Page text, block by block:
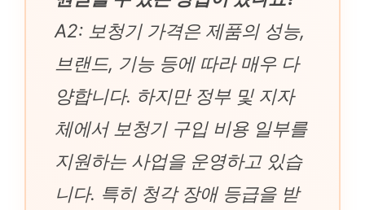
A2: 보청기 가격은 제품의 성능,
브랜드, 기능 등에 따라 매우 다
양합니다. 하지만 정부 및 지자
체에서 보청기 구입 비용 일부를
지원하는 사업을 운영하고 있습
니다. 특히 청각 장애 등급을 받